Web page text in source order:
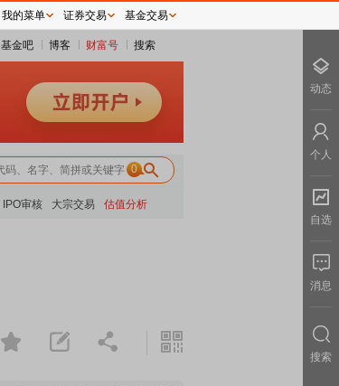
基金吧 博客 财富号 搜索
0
IPO审核 大宗交易 估值分析
我的菜单 证券交易 基金交易
动态
个人
自选
消息
搜索